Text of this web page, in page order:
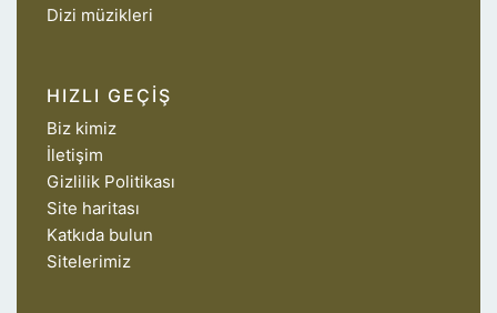
Dizi müzikleri
HIZLI GEÇIŞ
Biz kimiz
İletişim
Gizlilik Politikası
Site haritası
Katkıda bulun
Sitelerimiz